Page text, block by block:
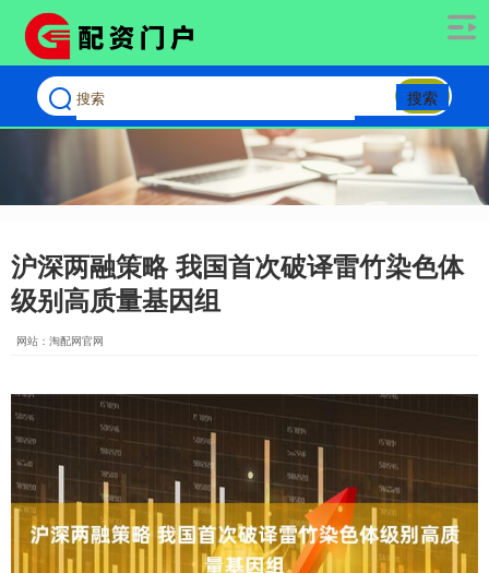
搜索
沪深两融策略 我国首次破译雷竹染色体
级别高质量基因组
网站：淘配网官网